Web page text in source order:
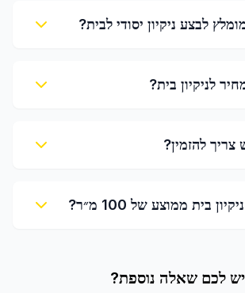
לבצע ניקיון יסודי לבית?
לניקיון בית?
להזמין?
בית ממוצע של 100 מ״ר?
יש לכם שאלה נוספת?